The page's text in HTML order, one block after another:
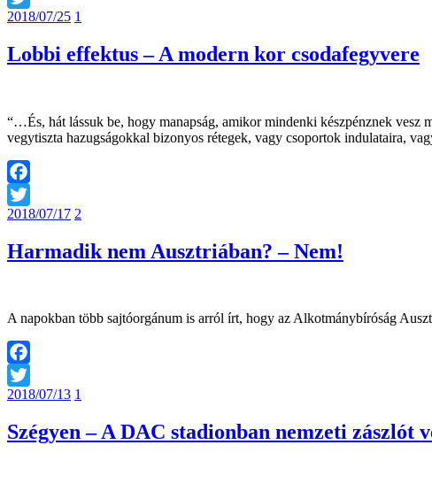
Twitter
2018/07/25 1
Lobbi effektus – A modern kor csodafegyvere
“…És, hát lássuk be, hogy manapság, amikor mindenki készpénznek
vegytiszta hazugságokkal bizonyos rétegek, vagy csoportok indulataira,
Facebook
Twitter
2018/07/17 2
Harmadik nem Ausztriában? – Nem!
A napokban több sajtóorgánum is arról írt, hogy az Alkotmánybíróság
Facebook
Twitter
2018/07/13 1
Szégyen – A DAC stadionban nemzeti zászlót